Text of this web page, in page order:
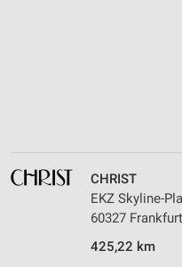
CHRIST
EKZ Skyline-
60327 Frankfurt
425,22 km